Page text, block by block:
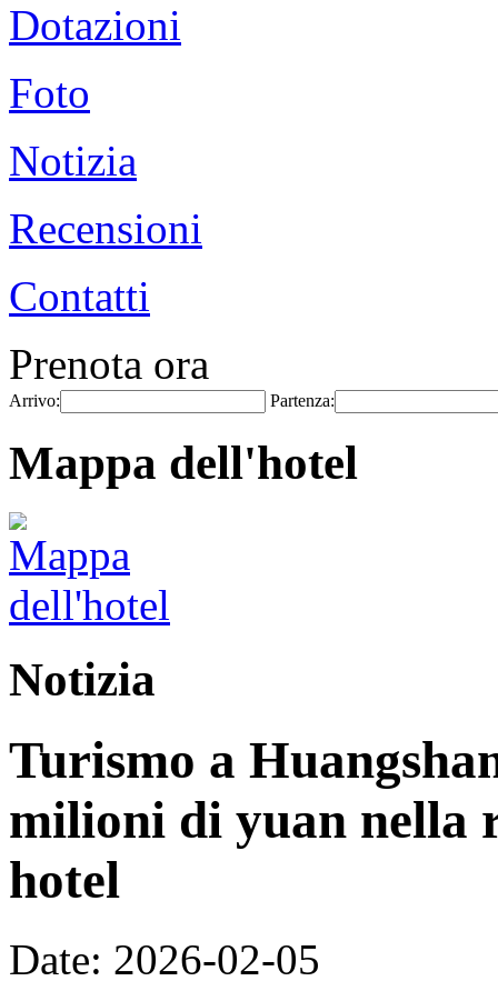
Dotazioni
Foto
Notizia
Recensioni
Contatti
Prenota ora
Arrivo: Partenza:
Mappa dell'hotel
Notizia
Turismo a
milioni di yuan nella
hotel
Date: 2026-02-05